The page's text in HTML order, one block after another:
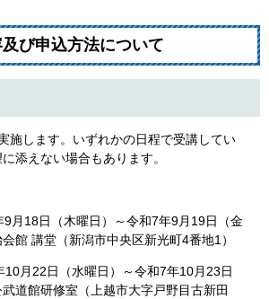
び申込方法について
施します。いずれかの日程で受講してい
添えない場合もあります。
18日（木曜日）～令和7年9月19日（金
館 講堂（新潟市中央区新光町4番地1）
月22日（水曜日）～令和7年10月23日
武道館研修室（上越市大字戸野目古新田